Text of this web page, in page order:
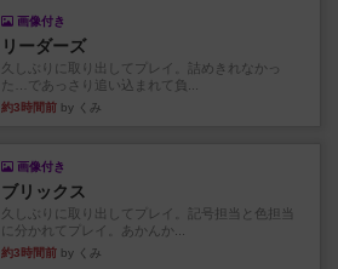
画像付き
リーダーズ
久しぶりに取り出してプレイ。詰めきれなかっ
た…であっさり追い込まれて負...
約3時間前 by くみ
画像付き
ブリックス
久しぶりに取り出してプレイ。記号担当と色担当
に分かれてプレイ。あかんか...
約3時間前 by くみ